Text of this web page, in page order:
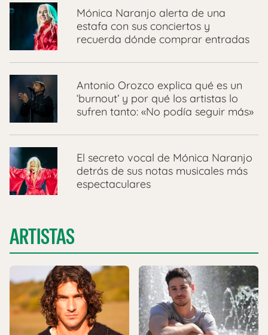
Mónica Naranjo alerta de una
estafa con sus conciertos y
recuerda dónde comprar entradas
Antonio Orozco explica qué es un
‘burnout’ y por qué los artistas lo
sufren tanto: «No podía seguir más»
El secreto vocal de Mónica Naranjo
detrás de sus notas musicales más
espectaculares
ARTISTAS